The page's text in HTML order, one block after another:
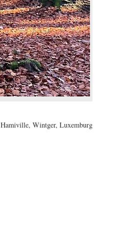
Hamiville, Wintger, Luxemburg